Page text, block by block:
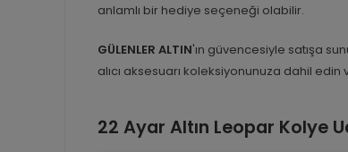
anlamlı bir hediye seçeneği olabilir.
GÜLENLER ALTIN'ın güvencesiyle satışa
alıcı aksesuarı koleksiyonunuza dahil edin
22 Ayar Altın Leopar Kolye